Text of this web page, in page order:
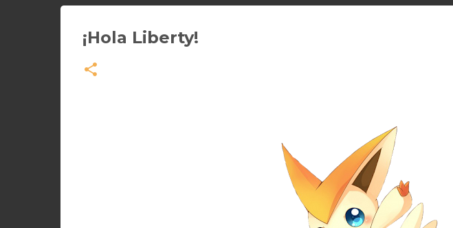
¡Hola Liberty!